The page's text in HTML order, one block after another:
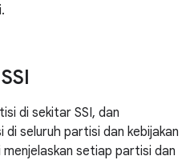
di sekitar SSI, dan
seluruh partisi dan kebijakan
setiap partisi dan